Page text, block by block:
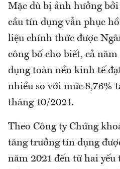
Mặc dù bị ảnh hưởng
cầu tín dụng vẫn phục
liệu chính thức được
công bố cho biết, cả
dụng toàn nền kinh tế
nhiều so với mức 8,76%
tháng 10/2021.
Theo Công ty Chứng
tăng trưởng tín dụng
năm 2021 đến từ hai